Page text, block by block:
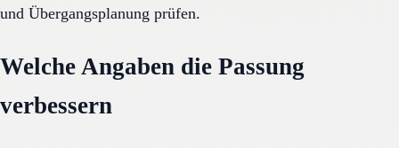
und Übergangsplanung prüfen.
Welche Angaben die Passung
verbessern